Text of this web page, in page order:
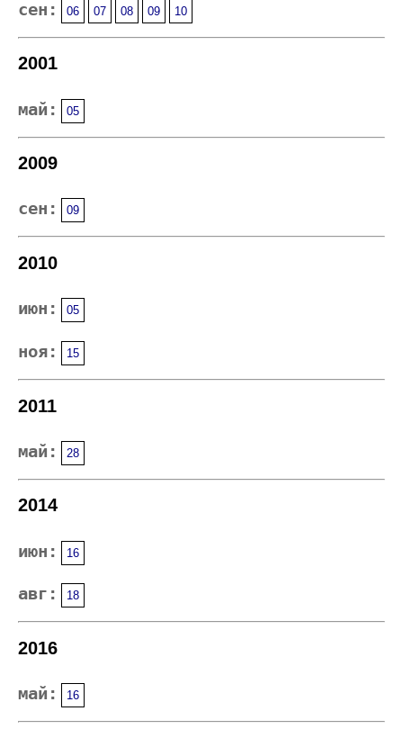
сен: 06 07 08 09 10
2001
май: 05
2009
сен: 09
2010
июн: 05
ноя: 15
2011
май: 28
2014
июн: 16
авг: 18
2016
май: 16